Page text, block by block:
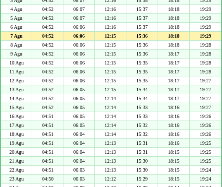
4 Agu
04:52 06:07 12:16 15:37 18:18
19:29
5 Agu
04:52 06:07 12:16 15:37 18:18
19:29
6 Agu
04:52 06:06 12:16 15:37 18:18
19:29
7 Agu
04:52 06:06 12:15 15:36 18:18
19:29
8 Agu
04:52 06:06 12:15 15:36 18:18
19:28
9 Agu
04:52 06:06 12:15 15:36 18:17
19:28
10 Agu
04:52 06:06 12:15 15:35 18:17
19:28
11 Agu
04:52 06:06 12:15 15:35 18:17
19:28
12 Agu
04:52 06:06 12:15 15:35 18:17
19:27
13 Agu
04:52 06:05 12:15 15:34 18:17
19:27
14 Agu
04:52 06:05 12:14 15:34 18:17
19:27
15 Agu
04:52 06:05 12:14 15:33 18:16
19:27
16 Agu
04:51 06:05 12:14 15:33 18:16
19:26
17 Agu
04:51 06:05 12:14 15:32 18:16
19:26
18 Agu
04:51 06:04 12:14 15:32 18:16
19:26
19 Agu
04:51 06:04 12:13 15:31 18:16
19:25
20 Agu
04:51 06:04 12:13 15:31 18:15
19:25
21 Agu
04:51 06:04 12:13 15:30 18:15
19:25
22 Agu
04:51 06:03 12:13 15:30 18:15
19:24
23 Agu
04:50 06:03 12:12 15:29 18:15
19:24